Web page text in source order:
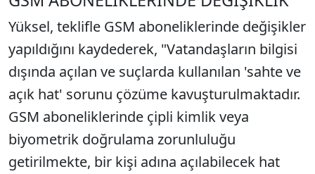
Yüksel, teklifle GSM aboneliklerinde değişikler
yapıldığını kaydederek, "Vatandaşların bilgisi
dışında açılan ve suçlarda kullanılan 'sahte ve
açık hat' sorunu çözüme kavuşturulmaktadır.
GSM aboneliklerinde çipli kimlik veya
biyometrik doğrulama zorunluluğu
getirilmekte, bir kişi adına açılabilecek hat